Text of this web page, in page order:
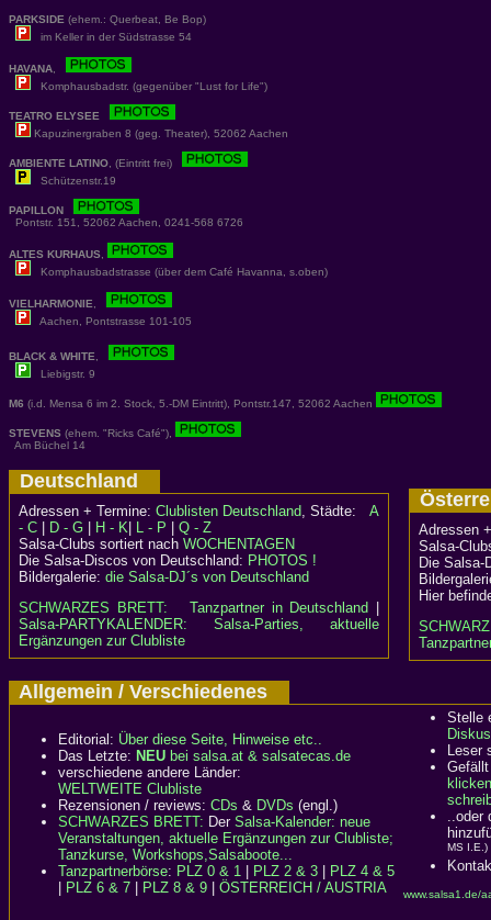
PARKSIDE (ehem.: Querbeat, Be Bop)
im Keller in der Südstrasse 54
HAVANA
Komphausbadstr. (gegenüber "Lust for Life")
TEATRO ELYSEE
Kapuzinergraben 8 (geg. Theater), 52062 Aachen
AMBIENTE LATINO , (Eintritt frei)
Schützenstr.19
PAPILLON
Pontstr. 151, 52062 Aachen, 0241-568 6726
ALTES KURHAUS
Komphausbadstrasse (über dem Café Havanna, s.oben)
VIELHARMONIE
Aachen, Pontstrasse 101-105
BLACK & WHITE
Liebigstr. 9
M6 (i.d. Mensa 6 im 2. Stock, 5.-DM Eintritt), Pontstr.147, 52062 Aachen
STEVENS (ehem. "Ricks Café"),
Am Büchel 14
Deutschland
Adressen + Termine: Clublisten Deutschland, Städte: A
- C
D - G H - K L - P
Q - Z
Salsa-Clubs sortiert nach WOCHENTAGEN
Die Salsa-Discos von Deutschland: PHOTOS !
Bildergalerie: die Salsa-DJ´s von Deutschland
SCHWARZES BRETT:
Tanzpartner in Deutschland
Salsa-PARTYKALENDER: Salsa-Parties, aktuelle
Ergänzungen zur Clubliste
Adressen
Salsa-
Die
Hier
Allgemein / Verschiedenes
Editorial: Über diese Seite, Hinweise etc..
Das Letzte: NEU bei salsa.at & salsatecas.de
verschiedene andere Länder:
WELTWEITE Clubliste
Rezensionen / reviews: CDs & DVDs (engl.)
SCHWARZES BRETT: Der Salsa-Kalender: neue
Veranstaltungen, aktuelle Ergänzungen zur Clubliste;
Tanzkurse, Workshops,Salsaboote...
Tanzpartnerbörse: PLZ 0 & 1 PLZ 2 & 3
PLZ 4 & 5
PLZ 6 & 7 PLZ 8 & 9 ÖSTERREICH / AUSTRIA
Stelle
Leser
klicken
..oder
MS I.E.)
www.salsa1.de/